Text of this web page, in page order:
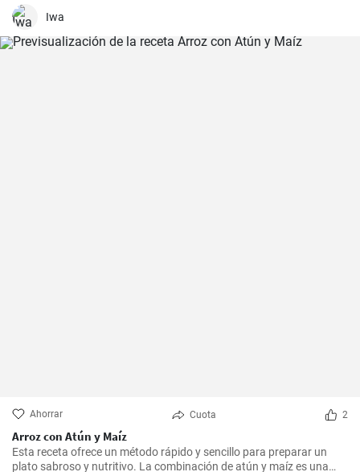
Iwa
Ahorrar Cuota 2
Arroz con Atún y Maíz
Esta receta ofrece un método rápido y sencillo para preparar un
plato sabroso y nutritivo. La combinación de atún y maíz es una